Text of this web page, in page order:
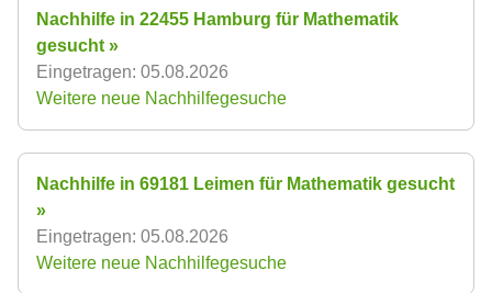
Nachhilfe in 22455 Hamburg für Mathematik
gesucht »
Eingetragen: 05.08.2026
Weitere neue Nachhilfegesuche
Nachhilfe in 69181 Leimen für Mathematik gesucht
»
Eingetragen: 05.08.2026
Weitere neue Nachhilfegesuche